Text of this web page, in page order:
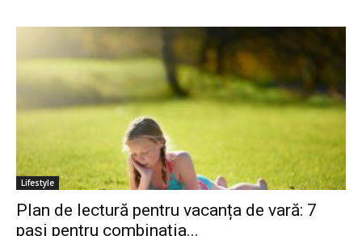
Lifestyle
Plan de lectură pentru vacanța de vară: 7
pași pentru combinația...